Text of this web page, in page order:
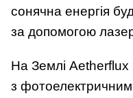
сонячна енергія
за допомогою
На Землі Aetherflux
з